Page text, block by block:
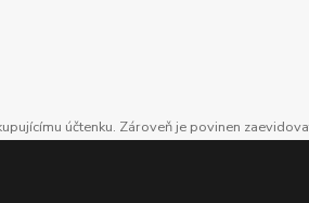
účtenku. Zároveň je povinen